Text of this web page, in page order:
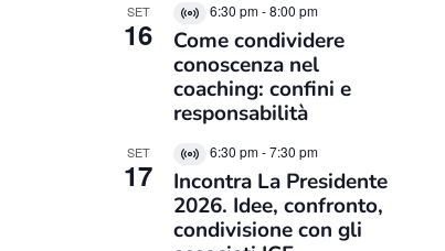
SET
16
Virtual
Evento
6:30 pm-8:00 pm
Come condividere
conoscenza nel
coaching: confini e
responsabilità
SET
17
Virtual
Evento
6:30 pm-7:30 pm
Incontra La Presidente
2026. Idee, confronto,
condivisione con gli